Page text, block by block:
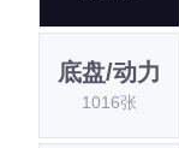
底盘/动力
1016张